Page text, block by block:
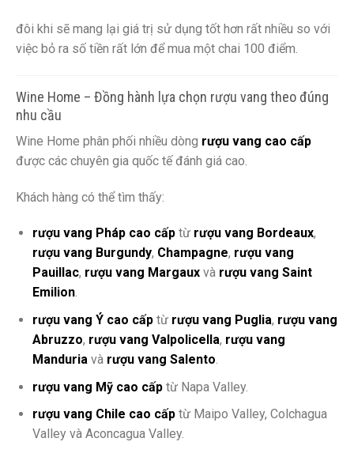
đôi khi sẽ mang lại giá trị sử dụng tốt hơn rất nhiều so với
việc bỏ ra số tiền rất lớn để mua một chai 100 điểm.
Wine Home – Đồng hành lựa chọn rượu vang theo đúng
nhu cầu
Wine Home phân phối nhiều dòng rượu vang cao cấp
được các chuyên gia quốc tế đánh giá cao.
Khách hàng có thể tìm thấy:
rượu vang Pháp cao cấptừ rượu vang Bordeaux,
rượu vang Burgundy, Champagne, rượu vang
Pauillac, rượu vang Margauxvà rượu vang Saint
Emilion.
rượu vang Ý cao cấptừ rượu vang Puglia, rượu vang
Abruzzo, rượu vang Valpolicella, rượu vang
Manduriavà rượu vang Salento.
rượu vang Mỹ cao cấptừ Napa Valley.
rượu vang Chile cao cấptừ Maipo Valley, Colchagua
Valley và Aconcagua Valley.